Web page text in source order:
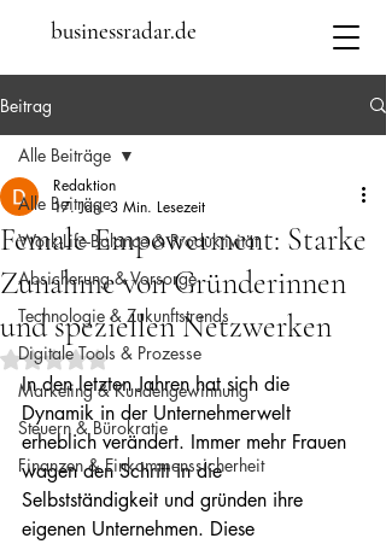
businessradar.de
Beitrag
Alle Beiträge
Work-Life-Balance & Produktivität
Absicherung & Vorsorge
Technologie & Zukunftstrends
Digitale Tools & Prozesse
Marketing & Kundengewinnung
Steuern & Bürokratie
Finanzen & Einkommenssicherheit
Alle Beiträge
Female Empowerment: Starke
Zunahme von Gründerinnen
und speziellen Netzwerken
Redaktion
17. Jan. 3 Min. Lesezeit
Mit NaN von 5 Sternen bewertet.
In den letzten Jahren hat sich die
Dynamik in der Unternehmerwelt
erheblich verändert. Immer mehr Frauen
wagen den Schritt in die
Selbstständigkeit und gründen ihre
eigenen Unternehmen. Diese